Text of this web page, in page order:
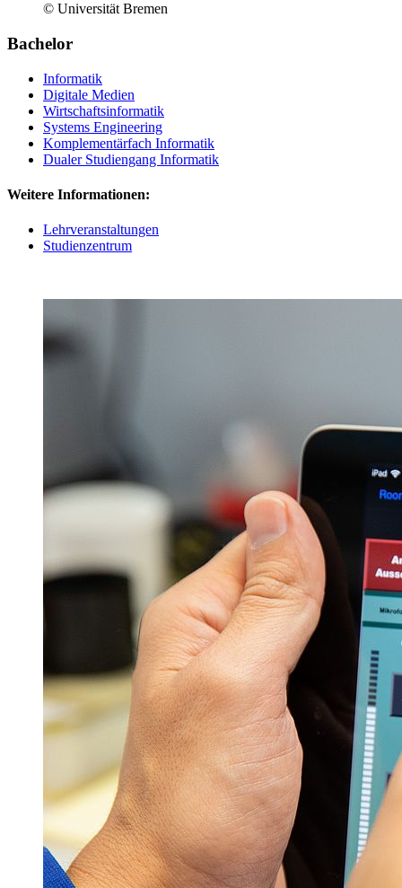
© Universität Bremen
Bachelor
Informatik
Digitale Medien
Wirtschaftsinformatik
Systems Engineering
Komplementärfach Informatik
Dualer Studiengang Informatik
Weitere Informationen:
Lehrveranstaltungen
Studienzentrum